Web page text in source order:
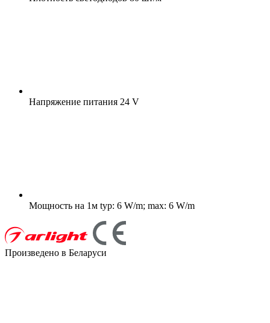
Напряжение питания 24 V
Мощность на 1м typ: 6 W/m; max: 6 W/m
Произведено в Беларуси